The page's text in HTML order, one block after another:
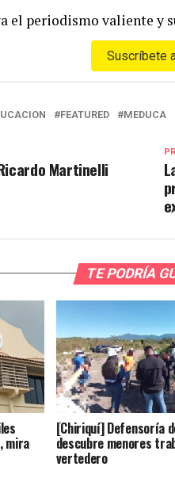
el periodismo valiente y
Suscríbete
FEATURED MEDUCA
Martinelli
TE PODRÍA
mira
[Chiriquí] Defensoría
descubre menores
vertedero